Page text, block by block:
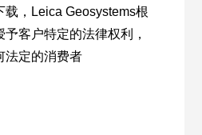
载，Leica Geosystems根
客户特定的法律权利，
法定的消费者